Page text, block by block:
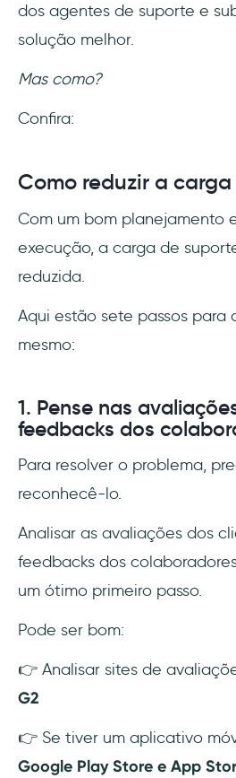
dos agentes de suporte e
solução melhor.
Mas como?
Confira:
Como reduzir a
Com um bom planejamento
execução, a carga de
reduzida.
Aqui estão sete passos para
mesmo:
1. Pense nas
feedbacks dos
Para resolver o problema,
reconhecê-lo.
Analisar as avaliações dos
feedbacks dos
um ótimo primeiro passo.
Pode ser bom:
👉 Analisar sites de
G2
👉 Se tiver um aplicativo
Google Play Store e App